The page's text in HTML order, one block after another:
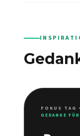
FOKUS TAG
GEDANKE